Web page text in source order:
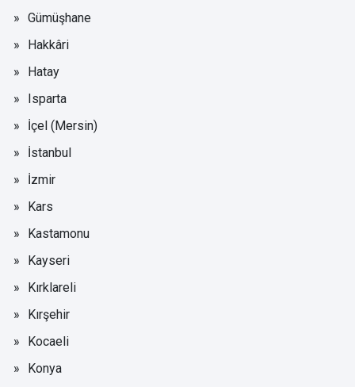
Gümüşhane
Hakkâri
Hatay
Isparta
İçel (Mersin)
İstanbul
İzmir
Kars
Kastamonu
Kayseri
Kırklareli
Kırşehir
Kocaeli
Konya